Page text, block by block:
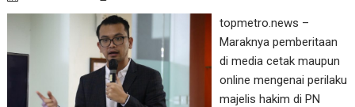
topmetro.news –
Maraknya pemberitaan
di media cetak maupun
online mengenai perilaku
majelis hakim di PN